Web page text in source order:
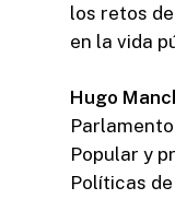
los retos
en la vida
Hugo
Popular y
Políticas